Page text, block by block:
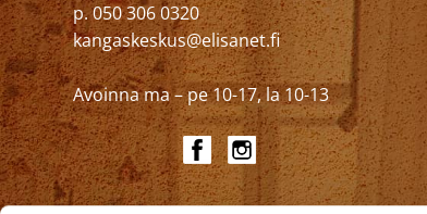
p. 050 306 0320
kangaskeskus@elisanet.fi
Avoinna ma – pe 10-17, la 10-13